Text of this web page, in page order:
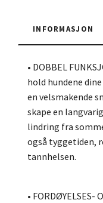
INFORMASJON
• DOBBEL
hold hundene
en velsmakende
skape en
lindring fra
også tyggetiden,
tannhelsen.
• FORDØYELSES-